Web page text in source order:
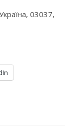
03037,